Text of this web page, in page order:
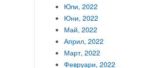
Юли, 2022
Юни, 2022
Май, 2022
Април, 2022
Март, 2022
Февруари, 2022